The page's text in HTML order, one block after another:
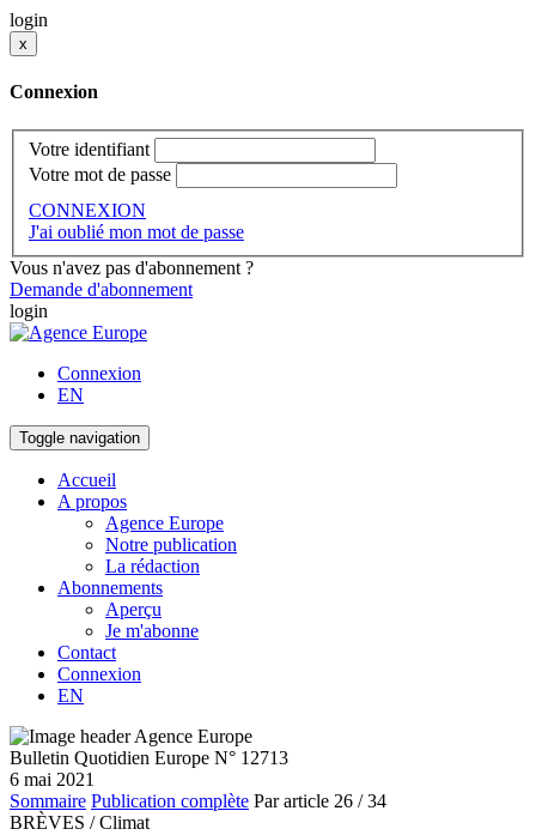
login
x
Connexion
Votre identifiant
Votre mot de passe
CONNEXION
J'ai oublié mon mot de passe
Vous n'avez pas d'abonnement ?
Demande d'abonnement
login
Connexion
EN
Toggle navigation
Accueil
A propos
Agence Europe
Notre publication
La rédaction
Abonnements
Aperçu
Je m'abonne
Contact
Connexion
EN
Bulletin Quotidien Europe N° 12713
6 mai 2021
Sommaire Publication complète Par article 26 / 34
BRÈVES / Climat